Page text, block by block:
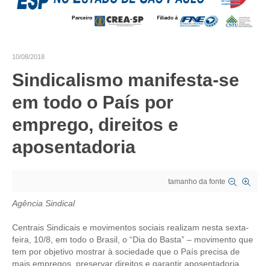
SUBSEDES SINDICAIS
GALERIA EX-PRESIDENTES
ORGANOGRAMA
COMPOSIÇÃO
10/08/2018
Sindicalismo manifesta-se
em todo o País por
emprego, direitos e
aposentadoria
tamanho da fonte
Agência Sindical
Centrais Sindicais e movimentos sociais realizam nesta sexta-
feira, 10/8, em todo o Brasil, o “Dia do Basta” – movimento que
tem por objetivo mostrar à sociedade que o País precisa de
mais empregos, preservar direitos e garantir aposentadoria